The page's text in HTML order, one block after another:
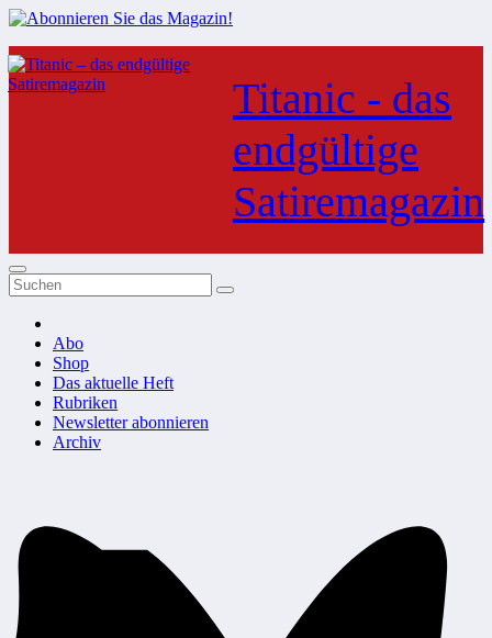
Zum
Inhalt
springen
Titanic - das
endgültige
Satiremagazin
Abo
Shop
Das aktuelle Heft
Rubriken
Newsletter abonnieren
Archiv